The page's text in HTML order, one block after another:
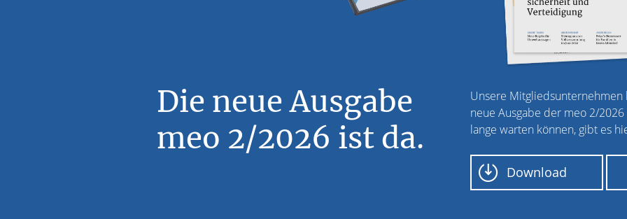
Die neue Ausgabe
meo 2/2026 ist da.
Unsere
neue Ausgabe der meo 2/
lange warten können, gibt es
Download